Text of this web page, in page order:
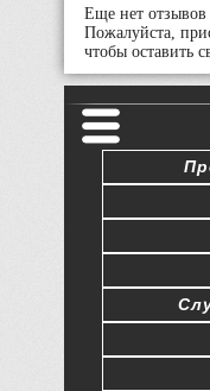
Еще нет
Пожалуйста,
чтобы оставить